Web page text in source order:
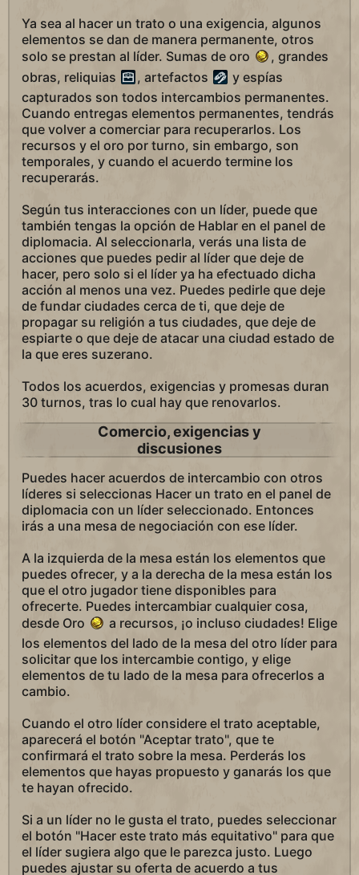
Ya sea al hacer un trato o una exigencia, algunos
elementos se dan de manera permanente, otros
solo se prestan al líder. Sumas de oro
, grandes
obras, reliquias
, artefactos
y espías
capturados son todos intercambios permanentes.
Cuando entregas elementos permanentes, tendrás
que volver a comerciar para recuperarlos. Los
recursos y el oro por turno, sin embargo, son
temporales, y cuando el acuerdo termine los
recuperarás.
Según tus interacciones con un líder, puede que
también tengas la opción de Hablar en el panel de
diplomacia. Al seleccionarla, verás una lista de
acciones que puedes pedir al líder que deje de
hacer, pero solo si el líder ya ha efectuado dicha
acción al menos una vez. Puedes pedirle que deje
de fundar ciudades cerca de ti, que deje de
propagar su religión a tus ciudades, que deje de
espiarte o que deje de atacar una ciudad estado de
la que eres suzerano.
Todos los acuerdos, exigencias y promesas duran
30 turnos, tras lo cual hay que renovarlos.
Comercio, exigencias y
discusiones
Puedes hacer acuerdos de intercambio con otros
líderes si seleccionas Hacer un trato en el panel de
diplomacia con un líder seleccionado. Entonces
irás a una mesa de negociación con ese líder.
A la izquierda de la mesa están los elementos que
puedes ofrecer, y a la derecha de la mesa están los
que el otro jugador tiene disponibles para
ofrecerte. Puedes intercambiar cualquier cosa,
desde Oro
a recursos, ¡o incluso ciudades! Elige
los elementos del lado de la mesa del otro líder para
solicitar que los intercambie contigo, y elige
elementos de tu lado de la mesa para ofrecerlos a
cambio.
Cuando el otro líder considere el trato aceptable,
aparecerá el botón "Aceptar trato", que te
confirmará el trato sobre la mesa. Perderás los
elementos que hayas propuesto y ganarás los que
te hayan ofrecido.
Si a un líder no le gusta el trato, puedes seleccionar
el botón "Hacer este trato más equitativo" para que
el líder sugiera algo que le parezca justo. Luego
puedes ajustar su oferta de acuerdo a tus